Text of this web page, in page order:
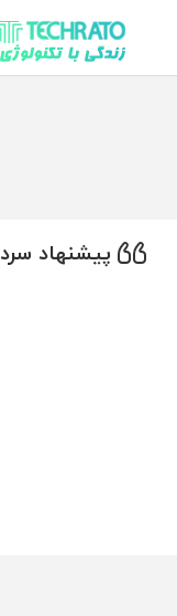
تکراتو – زندگی با
پیشنهاد